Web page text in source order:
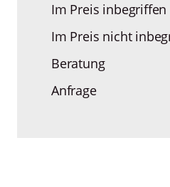
Im Preis inbegriffen
Im Preis nicht
Beratung
Anfrage